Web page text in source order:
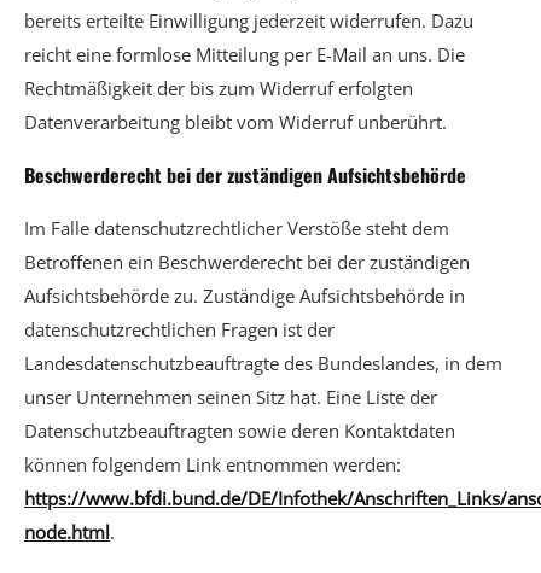
bereits erteilte Einwilligung jederzeit widerrufen. Dazu
reicht eine formlose Mitteilung per E-Mail an uns. Die
Rechtmäßigkeit der bis zum Widerruf erfolgten
Datenverarbeitung bleibt vom Widerruf unberührt.
Beschwerderecht bei der zuständigen Aufsichtsbehörde
Im Falle datenschutzrechtlicher Verstöße steht dem
Betroffenen ein Beschwerderecht bei der zuständigen
Aufsichtsbehörde zu. Zuständige Aufsichtsbehörde in
datenschutzrechtlichen Fragen ist der
Landesdatenschutzbeauftragte des Bundeslandes, in dem
unser Unternehmen seinen Sitz hat. Eine Liste der
Datenschutzbeauftragten sowie deren Kontaktdaten
können folgendem Link entnommen werden:
https://www.bfdi.bund.de/DE/Infothek/Anschriften_Links/
node.html.